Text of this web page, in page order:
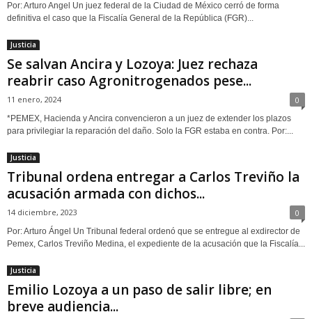
Por: Arturo Angel Un juez federal de la Ciudad de México cerró de forma
definitiva el caso que la Fiscalía General de la República (FGR)...
Justicia
Se salvan Ancira y Lozoya: Juez rechaza
reabrir caso Agronitrogenados pese...
11 enero, 2024 0
*PEMEX, Hacienda y Ancira convencieron a un juez de extender los plazos
para privilegiar la reparación del daño. Solo la FGR estaba en contra. Por:...
Justicia
Tribunal ordena entregar a Carlos Treviño la
acusación armada con dichos...
14 diciembre, 2023 0
Por: Arturo Ángel Un Tribunal federal ordenó que se entregue al exdirector de
Pemex, Carlos Treviño Medina, el expediente de la acusación que la Fiscalía...
Justicia
Emilio Lozoya a un paso de salir libre; en
breve audiencia...